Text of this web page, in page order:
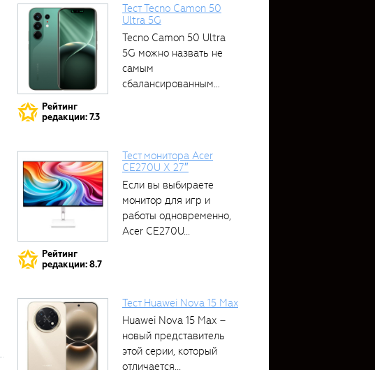
Рейтинг
редакции: 7.3
Тест Tecno Camon 50
Ultra 5G
Tecno Camon 50 Ultra
5G можно назвать не
самым
сбалансированным
Рейтинг
редакции: 8.7
Тест монитора Acer
CE270U X 27″
Если вы выбираете
монитор для игр и
работы одновременно,
Acer CE270U...
Тест Huawei Nova 15 Max
Huawei Nova 15 Max –
новый представитель
этой серии, который
отличается...